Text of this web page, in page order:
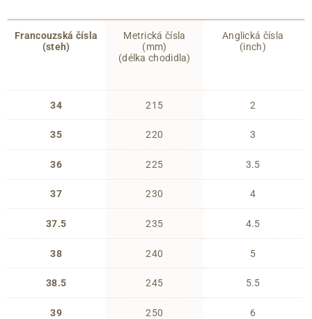
Francouzská čísla
(steh)
34
35
36
37
37.5
38
38.5
39
Metrická čísla
(mm)
(délka chodidla)
215
220
225
230
235
240
245
250
Anglická čísla
(inch)
2
3
3.5
4
4.5
5
5.5
6